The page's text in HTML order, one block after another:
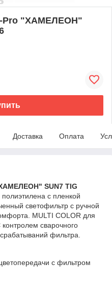
Pro "ХАМЕЛЕОН"
Доставка Оплата
SUN7 TIG
с пленкой
светофильтр с ручной
MULTI COLOR для
сварочного
фильтра.
с фильтром